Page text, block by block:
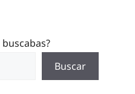
Buscar